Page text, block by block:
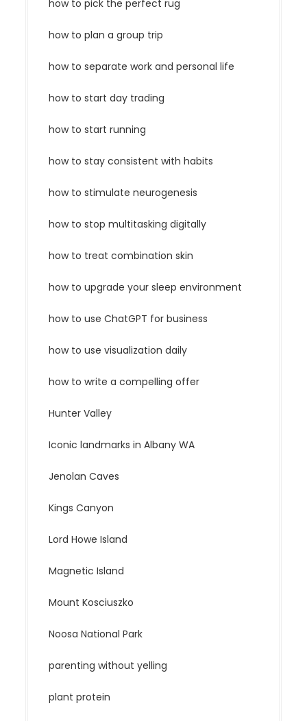
how to pick the perfect rug
how to plan a group trip
how to separate work and personal life
how to start day trading
how to start running
how to stay consistent with habits
how to stimulate neurogenesis
how to stop multitasking digitally
how to treat combination skin
how to upgrade your sleep environment
how to use ChatGPT for business
how to use visualization daily
how to write a compelling offer
Hunter Valley
Iconic landmarks in Albany WA
Jenolan Caves
Kings Canyon
Lord Howe Island
Magnetic Island
Mount Kosciuszko
Noosa National Park
parenting without yelling
plant protein